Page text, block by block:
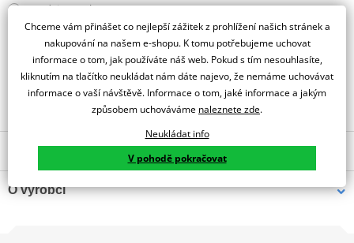
Prodejna Praha
zvolte variantu
Prodejna Liberec
zvolte variantu
Obraťte se na specialistu
Popis a parametry
dealer značky Alpinestars
O výrobci
Chceme vám přinášet co nejlepší zážitek z prohlížení našich stránek a
nakupování na našem e-shopu. K tomu potřebujeme uchovat
informace o tom, jak používáte náš web. Pokud s tím nesouhlasíte,
kliknutím na tlačítko neukládat nám dáte najevo, že nemáme uchovávat
informace o vaší návštěvě. Informace o tom, jaké informace a jakým
způsobem uchováváme naleznete zde.
Neukládat info
V pohodě pokračovat